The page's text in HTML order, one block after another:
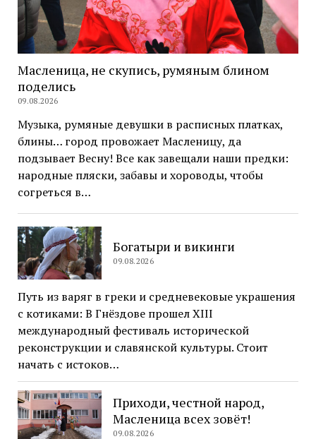
Масленица, не скупись, румяным блином
поделись
09.08.2026
Музыка, румяные девушки в расписных платках,
блины… город провожает Масленицу, да
подзывает Весну! Все как завещали наши предки:
народные пляски, забавы и хороводы, чтобы
согреться в…
Богатыри и викинги
09.08.2026
Путь из варяг в греки и средневековые украшения
с котиками: В Гнёздове прошел XIII
международный фестиваль исторической
реконструкции и славянской культуры. Стоит
начать с истоков…
Приходи, честной народ,
Масленица всех зовёт!
09.08.2026